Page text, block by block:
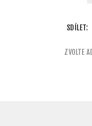
SDÍLET:
ZVOLTE